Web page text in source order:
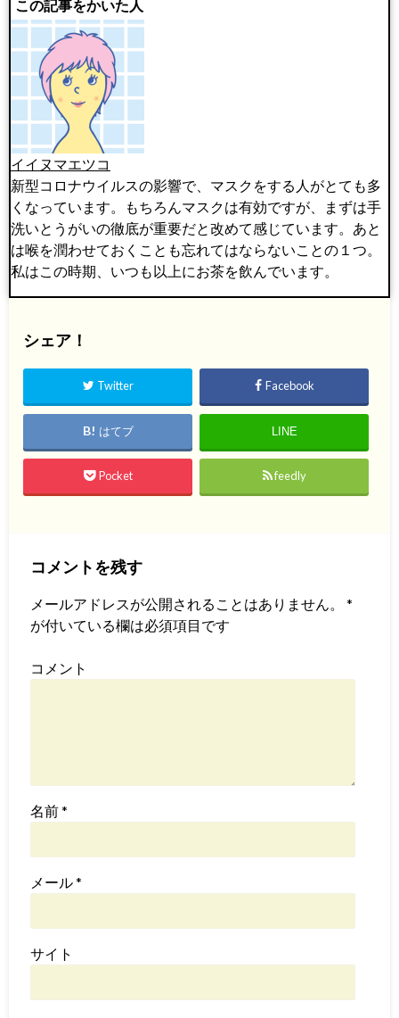
この記事をかいた人
イイヌマエツコ
新型コロナウイルスの影響で、マスクをする人がとても多
くなっています。もちろんマスクは有効ですが、まずは手
洗いとうがいの徹底が重要だと改めて感じています。あと
は喉を潤わせておくことも忘れてはならないことの１つ。
私はこの時期、いつも以上にお茶を飲んでいます。
シェア！
Twitter Facebook
はてブ LINE
Pocket feedly
コメントを残す
メールアドレスが公開されることはありません。
*
が付いている欄は必須項目です
コメント
名前*
メール*
サイト